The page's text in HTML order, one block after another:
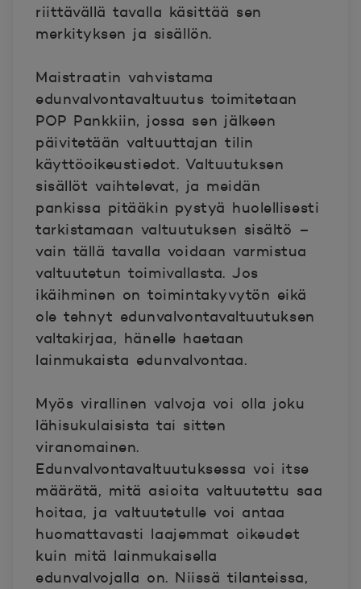
riittävällä tavalla käsittää sen
merkityksen ja sisällön.
Maistraatin vahvistama
edunvalvontavaltuutus toimitetaan
POP Pankkiin, jossa sen jälkeen
päivitetään valtuuttajan tilin
käyttöoikeustiedot. Valtuutuksen
sisällöt vaihtelevat, ja meidän
pankissa pitääkin pystyä huolellisesti
tarkistamaan valtuutuksen sisältö –
vain tällä tavalla voidaan varmistua
valtuutetun toimivallasta. Jos
ikäihminen on toimintakyvytön eikä
ole tehnyt edunvalvontavaltuutuksen
valtakirjaa, hänelle haetaan
lainmukaista edunvalvontaa.
Myös virallinen valvoja voi olla joku
lähisukulaisista tai sitten
viranomainen.
Edunvalvontavaltuutuksessa voi itse
määrätä, mitä asioita valtuutettu saa
hoitaa, ja valtuutetulle voi antaa
huomattavasti laajemmat oikeudet
kuin mitä lainmukaisella
edunvalvojalla on. Niissä tilanteissa,